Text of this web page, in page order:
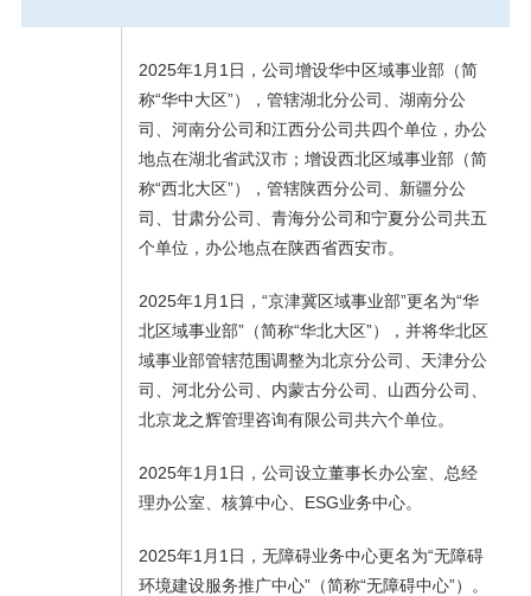
2025年1月1日，公司增设华中区域事业部（简
称“华中大区”），管辖湖北分公司、湖南分公
司、河南分公司和江西分公司共四个单位，办公
地点在湖北省武汉市；增设西北区域事业部（简
称“西北大区”），管辖陕西分公司、新疆分公
司、甘肃分公司、青海分公司和宁夏分公司共五
个单位，办公地点在陕西省西安市。
2025年1月1日，“京津冀区域事业部”更名为“华
北区域事业部”（简称“华北大区”），并将华北区
域事业部管辖范围调整为北京分公司、天津分公
司、河北分公司、内蒙古分公司、山西分公司、
北京龙之辉管理咨询有限公司共六个单位。
2025年1月1日，公司设立董事长办公室、总经
理办公室、核算中心、ESG业务中心。
2025年1月1日，无障碍业务中心更名为“无障碍
环境建设服务推广中心”（简称“无障碍中心”）。